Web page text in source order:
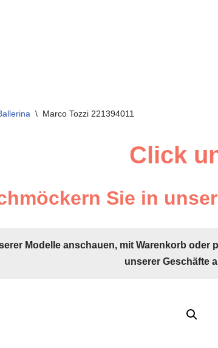
\ Marco Tozzi 221394011
Click
Sie in
Modelle anschauen, mit Warenkorb oder
unserer Geschäfte